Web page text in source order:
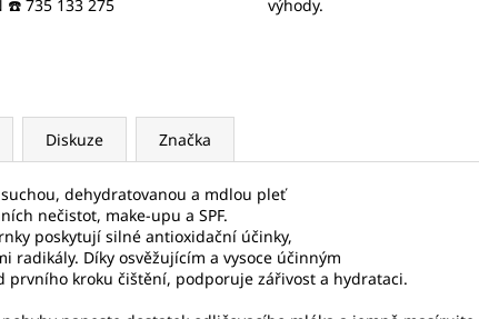
☎️ 735 133 275
výhody.
Diskuze Značka
dehydratovanou a mdlou pleť
nečistot, make-upu a SPF.
poskytují silné antioxidační účinky,
radikály. Díky osvěžujícím a vysoce účinným
prvního kroku čištění, podporuje zářivost a hydrataci.